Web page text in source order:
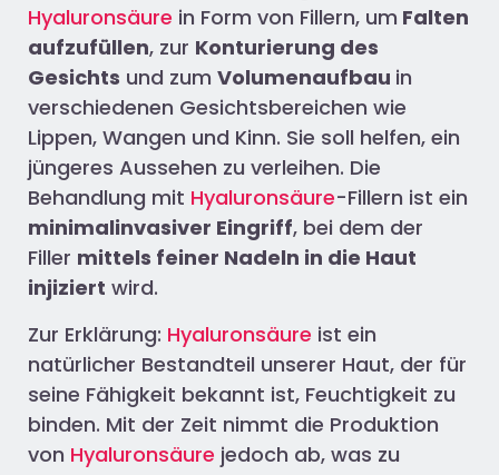
Hyaluronsäure in Form von Fillern, um Falten
aufzufüllen, zur Konturierung des
Gesichts und zum Volumenaufbau in
verschiedenen Gesichtsbereichen wie
Lippen, Wangen und Kinn. Sie soll helfen, ein
jüngeres Aussehen zu verleihen. Die
Behandlung mit Hyaluronsäure-Fillern ist ein
minimalinvasiver Eingriff, bei dem der
Filler mittels feiner Nadeln in die Haut
injiziert wird.
Zur Erklärung: Hyaluronsäure ist ein
natürlicher Bestandteil unserer Haut, der für
seine Fähigkeit bekannt ist, Feuchtigkeit zu
binden. Mit der Zeit nimmt die Produktion
von Hyaluronsäure jedoch ab, was zu